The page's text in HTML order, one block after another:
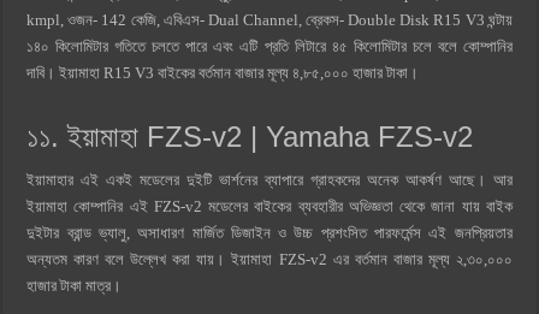
kmpl, ওজন- 142 কেজি, এবিএস- Dual Channel, ব্রেকস- Double Disk R15 V3 ঘন্টায়
১৪০ কিলোমিটার গতিতে চলতে পারে এবং এটি প্রতি লিটারে ৪৫ কিলোমিটার চলে বলে কোম্পানির
দাবি। ইয়ামাহা R15 V3 বাইকের বর্তমান বাজার মূল্য ৪,৮৫,০০০ হাজার টাকা।
১১. ইয়ামাহা FZS-v2 | Yamaha FZS-v2
ইয়ামাহার এই একই মডেলের দুইটি ভার্শনের ব্যাপারে গ্রাহকদের অনেক আকর্ষণ আছে। আর
ইয়ামাহা কোম্পানির এই FZS-v2 মডেলের বাইকের ব্যবহারীর অভিজ্ঞতা থেকে জানা যায় বাইক
দুইটার ব্রান্ড ভ্যালু, অসাধারণ মার্জিত ডিজাইন ও উচ্চ প্রশংসিত পারফর্মেন্স এই জনপ্রিয়তার
অন্যতম কারণ বলে উল্লেখ করা যায়। ইয়ামাহা FZS-v2 এর বর্তমান বাজার মূল্য ২,৩০,০০০
হাজার টাকা মাত্র।